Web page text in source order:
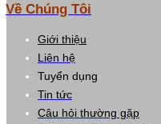
Về Chúng Tôi
Giới thiệu
Liên hệ
Tuyển dụng
Tin tức
Câu hỏi thường gặp